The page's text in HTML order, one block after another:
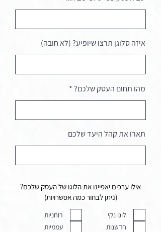
איזה סלוגן תרצו שיופיע? (לא חובה)
מהו תחום העסק שלכם?
תארו את קהל היעד שלכם
אילו ערכים יאפיינו את הלוגו של העסק שלכם?
(ניתן לבחור כמה אפשרויות)
רוחניות
עממיות
לוגו נקי
חדשנות